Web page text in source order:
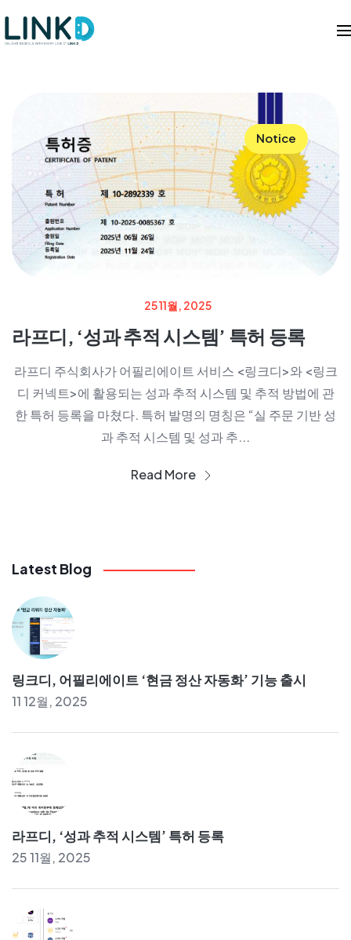
Notice
25 11월, 2025
라프디, ‘성과 추적 시스템’ 특허 등록
라프디 주식회사가 어필리에이트 서비스 <링크디>와 <링크
디 커넥트>에 활용되는 성과 추적 시스템 및 추적 방법에 관
한 특허 등록을 마쳤다. 특허 발명의 명칭은 “실 주문 기반 성
과 추적 시스템 및 성과 추...
Read More
Latest Blog
링크디, 어필리에이트 ‘현금 정산 자동화’ 기능 출시
11 12월, 2025
라프디, ‘성과 추적 시스템’ 특허 등록
25 11월, 2025